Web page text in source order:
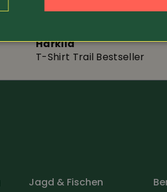
Härkila
T-Shirt Trail Bestseller
Jagd & Fischen